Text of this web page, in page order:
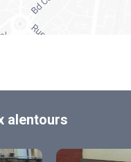
alentours